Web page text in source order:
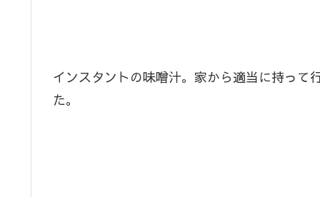
インスタントの味噌汁。家から適当に持って
た。